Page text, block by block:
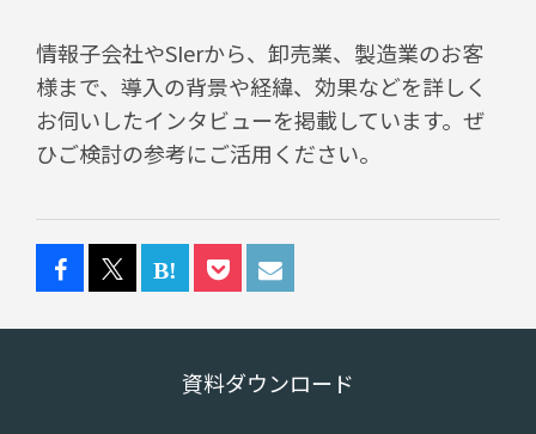
情報子会社やSIerから、卸売業、製造業のお客
様まで、導入の背景や経緯、効果などを詳しく
お伺いしたインタビューを掲載しています。ぜ
ひご検討の参考にご活用ください。
資料ダウンロード